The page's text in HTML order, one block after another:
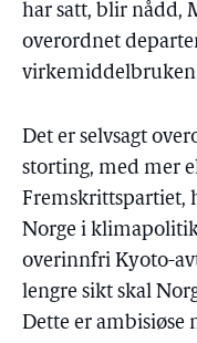
har satt, blir nådd,
overordnet
virkemiddelbruken
Det er selvsagt
storting, med mer
Fremskrittspartiet,
Norge i
overinnfri Kyoto-
lengre sikt skal
Dette er ambisiøse